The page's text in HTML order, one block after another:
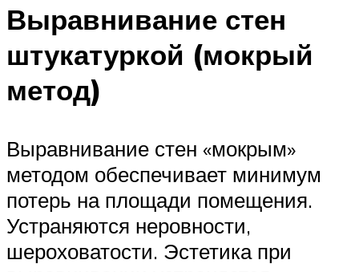
Выравнивание стен
штукатуркой (мокрый
метод)
Выравнивание стен «мокрым»
методом обеспечивает минимум
потерь на площади помещения.
Устраняются неровности,
шероховатости. Эстетика при